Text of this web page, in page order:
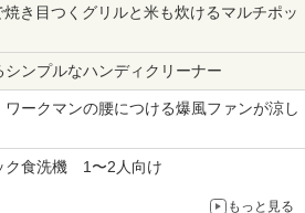
き目つくグリルと米も炊けるマルチポッ
シンプルなハンディクリーナー
ワークマンの腰につける爆風ファンが涼し
ク食洗機 1〜2人向け
もっと見る